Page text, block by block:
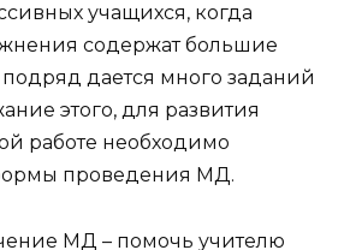
учащихся, когда
содержат большие
дается много заданий
этого, для развития
работе необходимо
проведения МД.
МД – помочь учителю